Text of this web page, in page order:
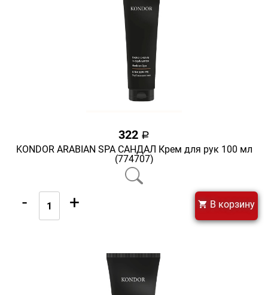
322 a
KONDOR ARABIAN SPA САНДАЛ Крем для рук 100 мл
(774707)
- + В корзину